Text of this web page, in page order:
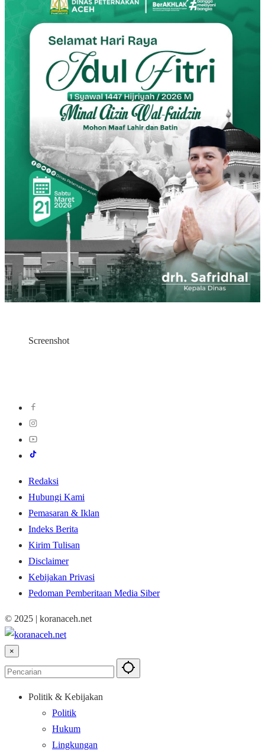
Screenshot
Redaksi
Hubungi Kami
Pemasaran & Iklan
Indeks Berita
Kirim Tulisan
Disclaimer
Kebijakan Privasi
Pedoman Pemberitaan Media Siber
© 2025 | koranaceh.net
×
Politik & Kebijakan
Politik
Hukum
Lingkungan